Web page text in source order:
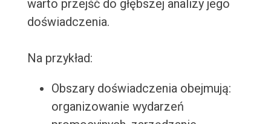
warto przejść do głębszej analizy jego
doświadczenia.
Na przykład:
Obszary doświadczenia obejmują:
organizowanie wydarzeń